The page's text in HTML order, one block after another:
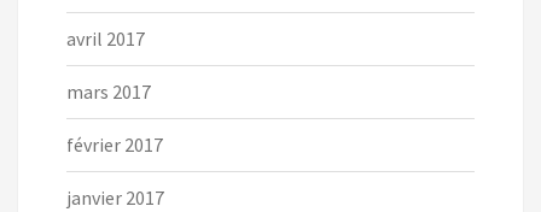
avril 2017
mars 2017
février 2017
janvier 2017